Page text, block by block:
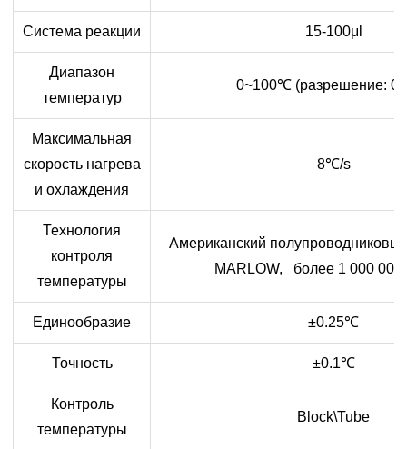
Система реакции 15-100μl
Диапазон
температур
0~100℃(разрешение:
Максимальная
скорость нагрева
и охлаждения
8℃/s
Технология
контроля
температуры
Американский
MARLOW, более 1 000 000
Единообразие ±0.25℃
Точность ±0.1℃
Контроль
температуры
Block\Tube